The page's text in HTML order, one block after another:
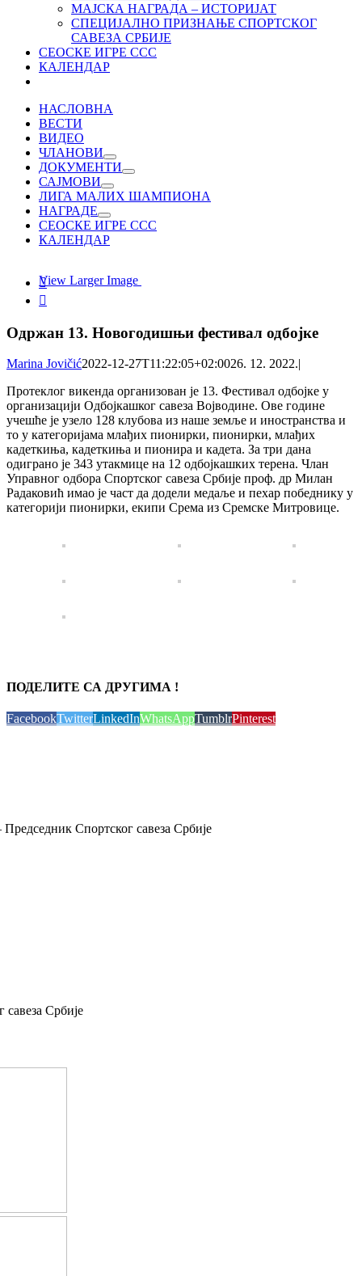
МАЈСКА НАГРАДА – ИСТОРИЈАТ
СПЕЦИЈАЛНО ПРИЗНАЊЕ СПОРТСКОГ
САВЕЗА СРБИЈЕ
СЕОСКЕ ИГРЕ ССС
КАЛЕНДАР
НАСЛОВНА
ВЕСТИ
ВИДЕО
ЧЛАНОВИ
ДОКУМЕНТИ
САЈМОВИ
ЛИГА МАЛИХ ШАМПИОНА
НАГРАДЕ
СЕОСКЕ ИГРЕ ССС
КАЛЕНДАР
View Larger Image


Одржан 13. Новогодишњи фестивал одбојке
Marina Jovičić2022-12-27T11:22:05+02:0026. 12. 2022.|
Протеклог викенда организован је 13. Фестивал одбојке у
организацији Одбојкашког савеза Војводине. Ове године
учешће је узело 128 клубова из наше земље и иностранства и
то у категоријама млађих пионирки, пионирки, млађих
кадеткиња, кадеткиња и пионира и кадета. За три дана
одиграно је 343 утакмице на 12 одбојкашких терена. Члан
Управног одбора Спортског савеза Србије проф. др Милан
Радаковић имао је част да додели медаље и пехар победнику у
категорији пионирки, екипи Срема из Сремске Митровице.
ПОДЕЛИТЕ СА ДРУГИМА !
FacebookTwitterLinkedInWhatsAppTumblrPinterest
Спортског савеза Србије
савеза Србије